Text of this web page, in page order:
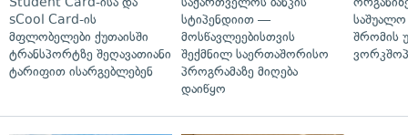
sCool Card-ის
მფლობელები ქუთაისში
ტრანსპორტზე შეღავათიანი
ტარიფით ისარგებლებენ
სტიპენდიით —
მოსწავლეებისთვის
შექმნილ საერთაშორისო
პროგრამაზე მიღება
დაიწყო
საშუალო
შრომის